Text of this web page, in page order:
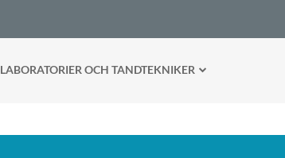
LABORATORIER OCH TANDTEKNIKER